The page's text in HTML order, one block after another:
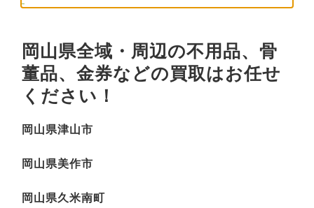
岡山県全域・周辺の不用品、骨
董品、金券などの買取はお任せ
ください！
岡山県津山市
岡山県美作市
岡山県久米南町